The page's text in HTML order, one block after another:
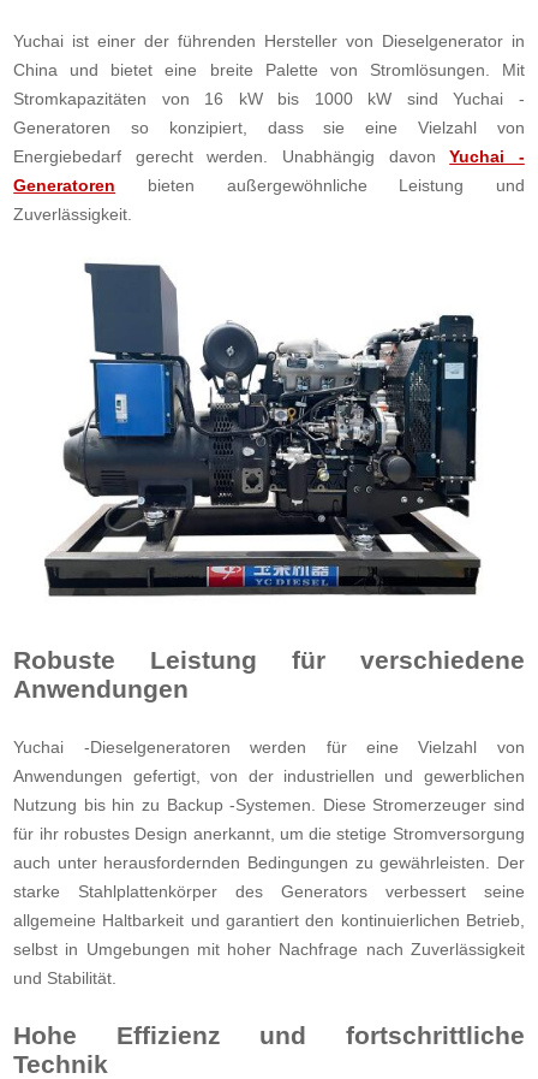
Yuchai ist einer der führenden Hersteller von Dieselgenerator in
China und bietet eine breite Palette von Stromlösungen. Mit
Stromkapazitäten von 16 kW bis 1000 kW sind Yuchai -
Generatoren so konzipiert, dass sie eine Vielzahl von
Energiebedarf gerecht werden. Unabhängig davonYuchai -
Generatoren bieten außergewöhnliche Leistung und
Zuverlässigkeit.
Robuste Leistung für verschiedene
Anwendungen
Yuchai -Dieselgeneratoren werden für eine Vielzahl von
Anwendungen gefertigt, von der industriellen und gewerblichen
Nutzung bis hin zu Backup -Systemen. Diese Stromerzeuger sind
für ihr robustes Design anerkannt, um die stetige Stromversorgung
auch unter herausfordernden Bedingungen zu gewährleisten. Der
starke Stahlplattenkörper des Generators verbessert seine
allgemeine Haltbarkeit und garantiert den kontinuierlichen Betrieb,
selbst in Umgebungen mit hoher Nachfrage nach Zuverlässigkeit
und Stabilität.
Hohe Effizienz und fortschrittliche
Technik